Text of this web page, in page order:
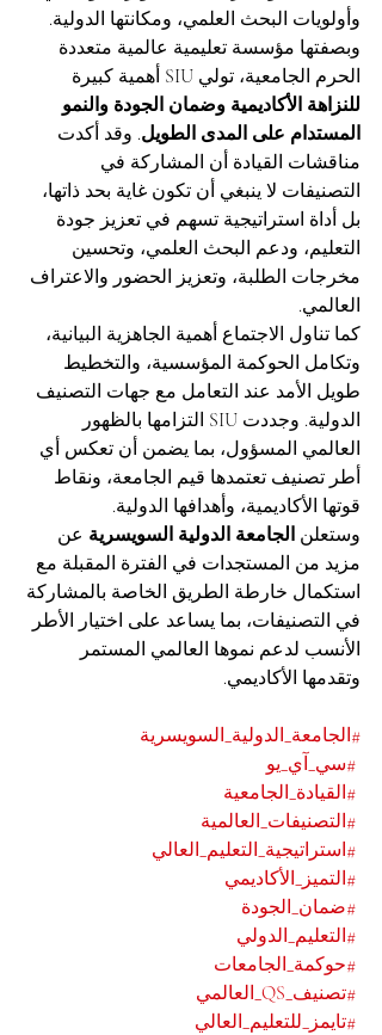
وأولويات البحث العلمي، ومكانتها الدولية.
وبصفتها مؤسسة تعليمية عالمية متعددة
الحرم الجامعية، تولي SIU أهمية كبيرة
للنزاهة الأكاديمية وضمان الجودة والنمو
المستدام على المدى الطويل. وقد أكدت
مناقشات القيادة أن المشاركة في
التصنيفات لا ينبغي أن تكون غاية بحد ذاتها،
بل أداة استراتيجية تسهم في تعزيز جودة
التعليم، ودعم البحث العلمي، وتحسين
مخرجات الطلبة، وتعزيز الحضور والاعتراف
العالمي.
كما تناول الاجتماع أهمية الجاهزية البيانية،
وتكامل الحوكمة المؤسسية، والتخطيط
طويل الأمد عند التعامل مع جهات التصنيف
الدولية. وجددت SIU التزامها بالظهور
العالمي المسؤول، بما يضمن أن تعكس أي
أطر تصنيف تعتمدها قيم الجامعة، ونقاط
قوتها الأكاديمية، وأهدافها الدولية.
وستعلن الجامعة الدولية السويسرية عن
مزيد من المستجدات في الفترة المقبلة مع
استكمال خارطة الطريق الخاصة بالمشاركة
في التصنيفات، بما يساعد على اختيار الأطر
الأنسب لدعم نموها العالمي المستمر
وتقدمها الأكاديمي.
#الجامعة_الدولية_السويسرية
#سي_آي_يو
#القيادة_الجامعية
#التصنيفات_العالمية
#استراتيجية_التعليم_العالي
#التميز_الأكاديمي
#ضمان_الجودة
#التعليم_الدولي
#حوكمة_الجامعات
#تصنيف_QS_العالمي
#تايمز_للتعليم_العالي